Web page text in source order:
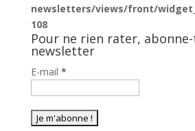
newsletters/views/front/
108
Pour ne rien rater,
newsletter
E-mail *